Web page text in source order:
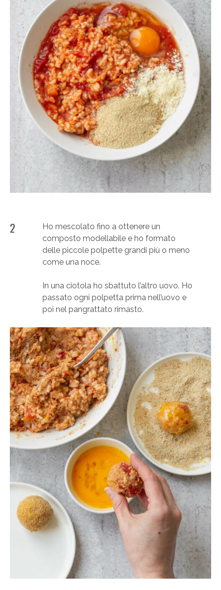
2
Ho mescolato fino a ottenere un
composto modellabile e ho formato
delle piccole polpette grandi più o meno
come una noce.
In una ciotola ho sbattuto l’altro uovo. Ho
passato ogni polpetta prima nell’uovo e
poi nel pangrattato rimasto.